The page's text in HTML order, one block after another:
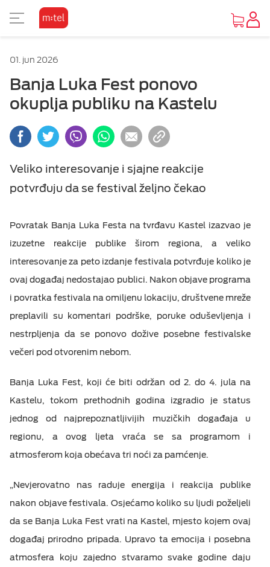
Osnovni prikaz
Visoki kontrast
01. jun 2026
Banja Luka Fest ponovo
okuplja publiku na Kastelu
Veliko interesovanje i sjajne reakcije
potvrđuju da se festival željno čekao
Povratak Banja Luka Festa na tvrđavu Kastel izazvao je
izuzetne reakcije publike širom regiona, a veliko
interesovanje za peto izdanje festivala potvrđuje koliko je
ovaj događaj nedostajao publici. Nakon objave programa
i povratka festivala na omiljenu lokaciju, društvene mreže
preplavili su komentari podrške, poruke oduševljenja i
nestrpljenja da se ponovo dožive posebne festivalske
večeri pod otvorenim nebom.
Banja Luka Fest, koji će biti održan od 2. do 4. jula na
Kastelu, tokom prethodnih godina izgradio je status
jednog od najprepoznatljivijih muzičkih događaja u
regionu, a ovog ljeta vraća se sa programom i
atmosferom koja obećava tri noći za pamćenje.
„Nevjerovatno nas raduje energija i reakcija publike
nakon objave festivala. Osjećamo koliko su ljudi poželjeli
da se Banja Luka Fest vrati na Kastel, mjesto kojem ovaj
događaj prirodno pripada. Upravo ta emocija i posebna
atmosfera koju zajedno stvaramo svake godine daju